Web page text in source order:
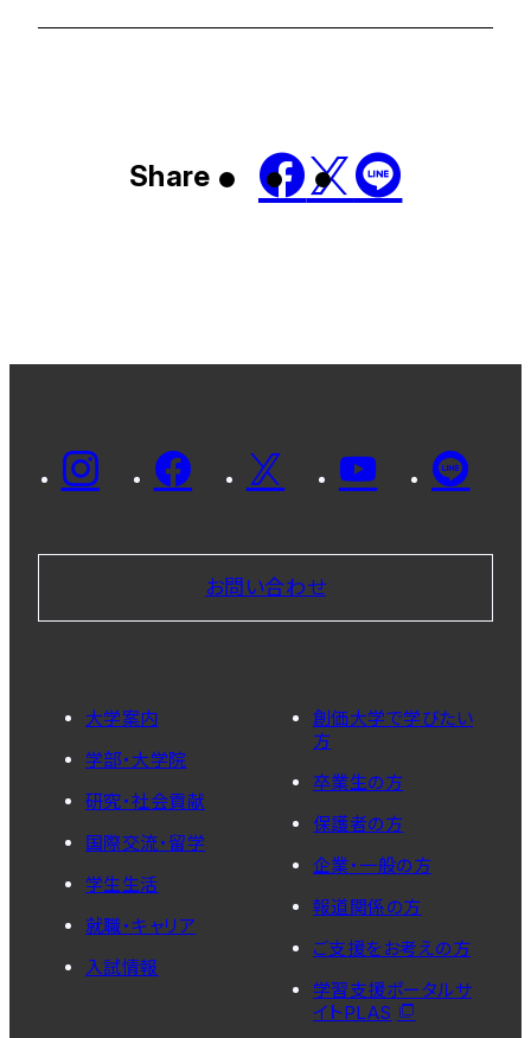
Share
お問い合わせ
大学案内
学部・大学院
研究・社会貢献
国際交流・留学
学生生活
就職・キャリア
入試情報
創価大学で学びたい
方
卒業生の方
保護者の方
企業・一般の方
報道関係の方
ご支援をお考えの方
学習支援ポータルサ
イトPLAS